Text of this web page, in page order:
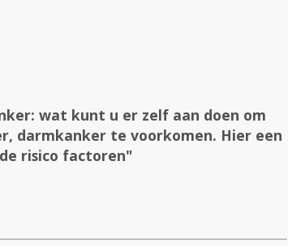
wat kunt u er zelf aan doen om
darmkanker te voorkomen. Hier een
risico factoren"